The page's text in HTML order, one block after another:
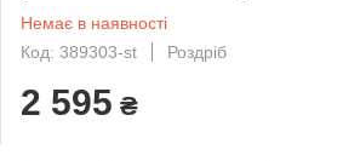
Немає в наявності
Код: 389303-st
Роздріб
2 595 ₴